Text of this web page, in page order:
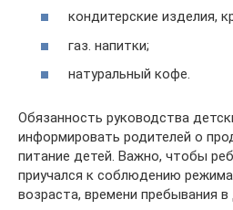
кондитерские изделия,
газ. напитки;
натуральный кофе.
Обязанность руководства
информировать родителей о
питание детей. Важно, чтобы
приучался к соблюдению
возраста, времени пребывания